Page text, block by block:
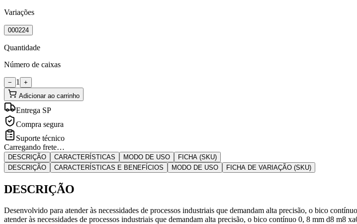
Variações
000224
Quantidade
Número de caixas
− 1
+
Adicionar ao carrinho
Entrega SP
Compra segura
Suporte técnico
Carregando frete…
DESCRIÇÃO CARACTERÍSTICAS MODO DE USO
FICHA (SKU)
DESCRIÇÃO
CARACTERÍSTICAS E BENEFÍCIOS MODO DE USO FICHA DE VARIAÇÃO (SKU)
DESCRIÇÃO
Desenvolvido para atender às necessidades de processos industriais que demandam alta precisão, o bico
atender às necessidades de processos industriais que demandam alta precisão, o bico contínuo 0, 8 mm d8 m8